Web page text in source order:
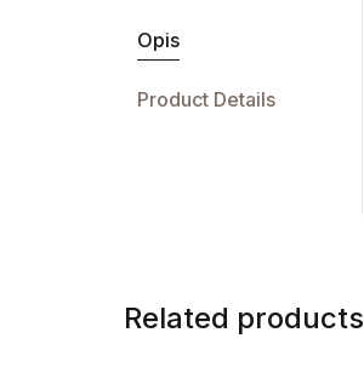
Opis
Product Details
Related products